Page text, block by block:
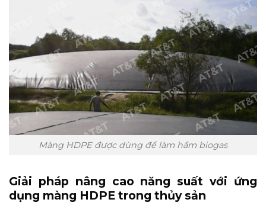
Màng HDPE được dùng để làm hầm biogas
Giải pháp nâng cao năng suất với ứng
dụng màng HDPE trong thủy sản